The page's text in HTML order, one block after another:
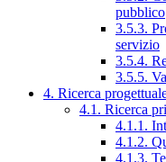
pubblico
3.5.3.
servizio
3.5.4.
3.5.5.
4. Ricerca
4.1. Ricerca
4.1.1.
4.1.2.
4.1.3.